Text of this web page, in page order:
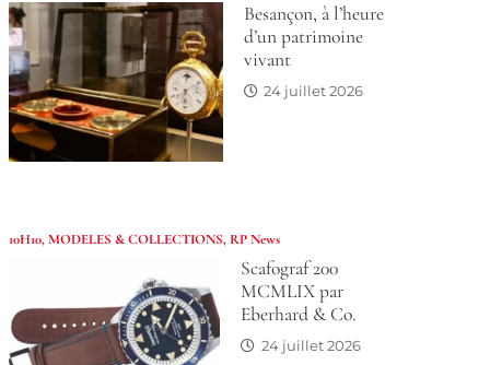
Besançon, à l’heure
d’un patrimoine
vivant
24 juillet 2026
10H10,MODELES & COLLECTIONS, RP News
Scafograf 200
MCMLIX par
Eberhard & Co.
24 juillet 2026